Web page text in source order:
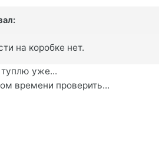
на коробке нет.
туплю уже...
времени проверить...